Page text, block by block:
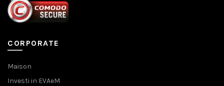
CORPORATE
Maison
Investi in EVAeM